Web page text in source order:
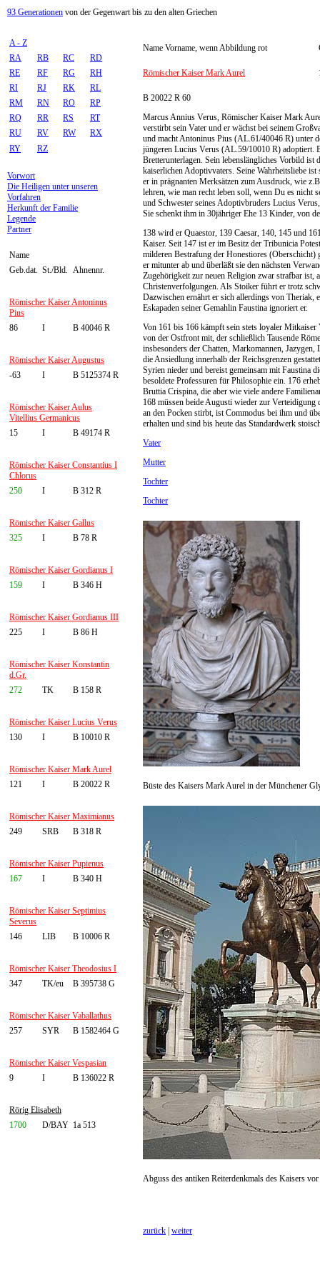
93 Generationen von der Gegenwart bis zu den alten Griechen
A - Z
RA
RB RC
RD
RE
RF RG
RH
RI
RJ RK
RL
RM
RN RO
RP
RQ
RR RS
RT
RU
RV RW
RX
RY
RZ
Vorwort
Die Heiligen unter unseren
Vorfahren
Herkunft der Familie
Legende
Partner
Name
Geb.dat. St./Bld. Ahnennr.
Römischer Kaiser Antoninus
Pius
86
I B 40046 R
Römischer Kaiser Augustus
-63
I B 5125374 R
Römischer Kaiser Aulus
Vitellius Germanicus
15
I B 49174 R
Römischer Kaiser Constantius I
Chlorus
250
I B 312 R
Römischer Kaiser Gallus
325
I B 78 R
Römischer Kaiser Gordianus I
159
I B 346 H
Römischer Kaiser Gordianus III
225
I B 86 H
Römischer Kaiser Konstantin
d.Gr.
272
TK B 158 R
Römischer Kaiser Lucius Verus
130
I B 10010 R
Römischer Kaiser Mark Aurel
121
I B 20022 R
Römischer Kaiser Maximianus
249
SRB B 318 R
Römischer Kaiser Pupienus
167
I B 340 H
Römischer Kaiser Septimius
Severus
146
LIB B 10006 R
Römischer Kaiser Theodosius I
347
TK/eu B 395738 G
Römischer Kaiser Vaballathus
257
SYR B 1582464 G
Römischer Kaiser Vespasian
9
I B 136022 R
Rörig Elisabeth
1700
D/BAY 1a 513
Name Vorname, wenn Abbildung rot
Römischer Kaiser Mark Aurel
B 20022 R 60
Marcus Annius Verus, Römischer Kaiser Mark
verstirbt sein Vater und er wächst bei seinem
und macht Antoninus Pius (AL.61/40046 R) unter
jüngeren Lucius Verus (AL.59/10010 R) adoptiert.
Bretterunterlagen. Sein lebenslängliches Vorbild
kaiserlichen Adoptivvaters. Seine Wahrheitsliebe
er in prägnanten Merksätzen zum Ausdruck, wie
lehren, wie man recht leben soll, wenn Du es nicht
und Schwester seines Adoptivbruders Lucius
Sie schenkt ihm in 30jähriger Ehe 13 Kinder, von
138 wird er Quaestor, 139 Caesar, 140, 145 und
Kaiser. Seit 147 ist er im Besitz der Tribunicia
milderen Bestrafung der Honestiores (Oberschicht)
er mitunter ab und überläßt sie den nächsten
Zugehörigkeit zur neuen Religion zwar strafbar ist,
Christenverfolgungen. Als Stoiker führt er trotz
Dazwischen ernährt er sich allerdings von Theriak,
Eskapaden seiner Gemahlin Faustina ignoriert er.
Von 161 bis 166 kämpft sein stets loyaler
von der Ostfront mit, der schließlich Tausende
insbesonders der Chatten, Markomannen,
die Ansiedlung innerhalb der Reichsgrenzen
Syrien nieder und bereist gemeinsam mit Faustina
besoldete Professuren für Philosophie ein. 176
Bruttia Crispina, die aber wie viele andere
168 müssen beide Augusti wieder zur
an den Pocken stirbt, ist Commodus bei ihm und
erhalten und sind bis heute das Standardwerk
Vater
Mutter
Tochter
Tochter
Büste des Kaisers Mark Aurel in der Münchener
Abguss des antiken Reiterdenkmals des Kaisers
zurück weiter